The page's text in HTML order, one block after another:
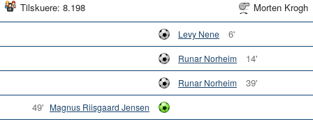
Tilskuere: 8.198 Morten Krogh
Levy Nene 6'
Runar Norheim 14'
Runar Norheim
39'
49' Magnus Riisgaard Jensen